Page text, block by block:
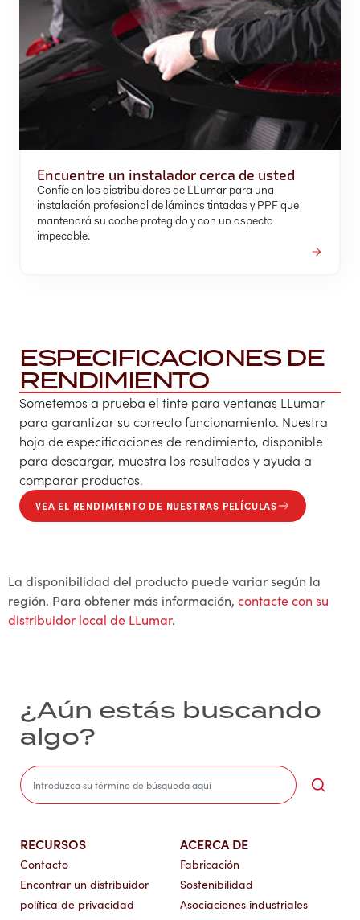
Encuentre un instalador cerca de usted
Confíe en los distribuidores de LLumar para una
instalación profesional de láminas tintadas y PPF que
mantendrá su coche protegido y con un aspecto
impecable.
ESPECIFICACIONES DE
RENDIMIENTO
Sometemos a prueba el tinte para ventanas LLumar
para garantizar su correcto funcionamiento. Nuestra
hoja de especificaciones de rendimiento, disponible
para descargar, muestra los resultados y ayuda a
comparar productos.
VEA EL RENDIMIENTO DE NUESTRAS PELÍCULAS
La disponibilidad del producto puede variar según la
región. Para obtener más información, contacte con su
distribuidor local de LLumar.
¿Aún estás buscando
algo?
RECURSOS
Contacto
Encontrar un distribuidor
política de privacidad
ACERCA DE
Fabricación
Sostenibilidad
Asociaciones industriales